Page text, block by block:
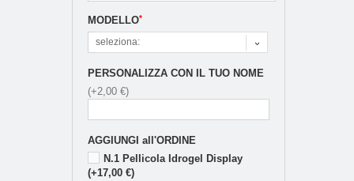
MODELLO*
seleziona:
PERSONALIZZA CON IL TUO NOME
(+2,00 €)
AGGIUNGI all'ORDINE
N.1 Pellicola Idrogel Display
(+17,00 €)